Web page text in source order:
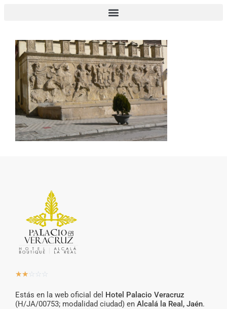
Pilar de los Álamos
☆☆ ☆ ☆ ☆
Estás en la web oficial del Hotel Palacio Veracruz
(H/JA/00753; modalidad ciudad) en Alcalá la Real, Jaén.